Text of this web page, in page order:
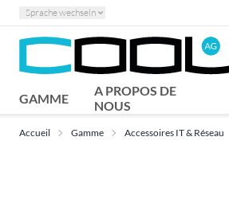
Sprache wechseln
GAMME
A PROPOS DE
NOUS
Accueil Gamme Accessoires IT & Réseau